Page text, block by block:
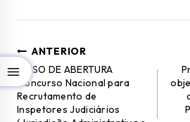
ANTERIOR
AVISO DE ABERTURA
Concurso Nacional para
Recrutamento de
Inspetores Judiciários